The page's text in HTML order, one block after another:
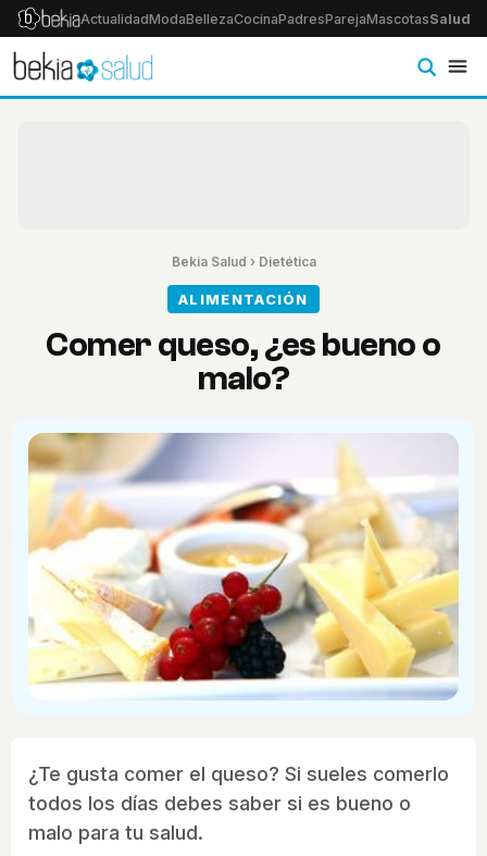
ActualidadModaBellezaCocinaPadresParejaMascotasSalud
Bekia Salud › Dietética
ALIMENTACIÓN
Comer queso, ¿es bueno o
malo?
¿Te gusta comer el queso? Si sueles comerlo
todos los días debes saber si es bueno o
malo para tu salud.